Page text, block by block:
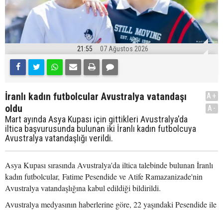
21:55 07 Ağustos 2026
İranlı kadın futbolcular Avustralya vatandaşı
oldu
Mart ayında Asya Kupası için gittikleri Avustralya'da
iltica başvurusunda bulunan iki İranlı kadın futbolcuya
Avustralya vatandaşlığı verildi.
A+
A-
Asya Kupası sırasında Avustralya'da iltica talebinde bulunan İranlı
kadın futbolcular, Fatime Pesendide ve Atife Ramazanizade'nin
Avustralya vatandaşlığına kabul edildiği bildirildi.
Avustralya medyasının haberlerine göre, 22 yaşındaki Pesendide ile